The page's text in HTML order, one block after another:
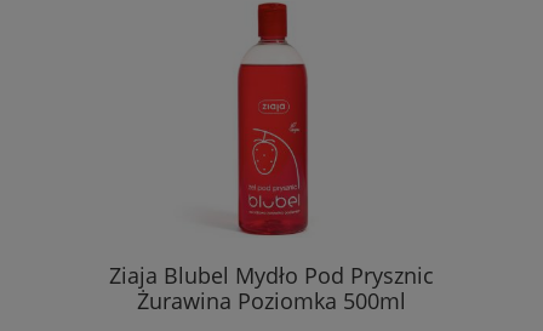
Ziaja Blubel Mydło Pod Prysznic
Żurawina Poziomka 500ml